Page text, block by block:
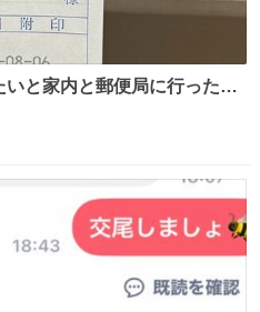
と家内と郵便局に行ったみ
択肢もあったと思うけど、
てて欲しい、みんなも元気